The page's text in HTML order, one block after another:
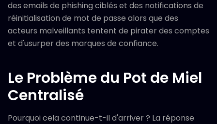
des emails de phishing ciblés et des notifications de
réinitialisation de mot de passe alors que des
acteurs malveillants tentent de pirater des comptes
et d'usurper des marques de confiance.
Le Problème du Pot de Miel
Centralisé
Pourquoi cela continue-t-il d'arriver ? La réponse